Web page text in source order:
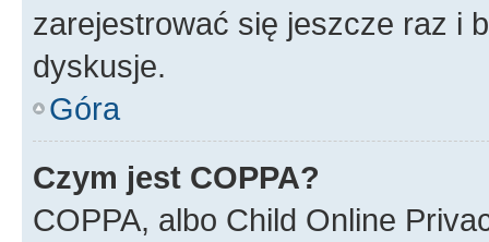
zarejestrować się jeszcze raz i
dyskusje.
Góra
Czym jest COPPA?
COPPA, albo Child Online